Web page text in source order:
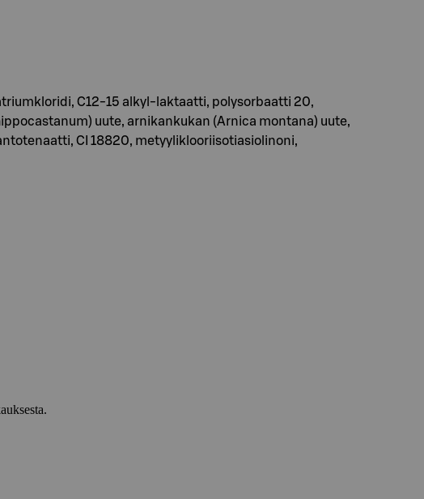
C12-15 alkyl-laktaatti, polysorbaatti 20,
uute, arnikankukan (Arnica montana) uute,
CI 18820, metyyliklooriisotiasiolinoni,